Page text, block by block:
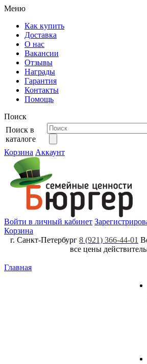
Меню
Как купить
Доставка
О нас
Вакансии
Отзывы
Награды
Гарантия
Контакты
Помощь
Поиск
Поиск в
каталоге
Корзина Аккаунт
Войти в личный кабинет
Корзина
г. Санкт-Петербург 8 (921) 366-44-01
все цены
Главная